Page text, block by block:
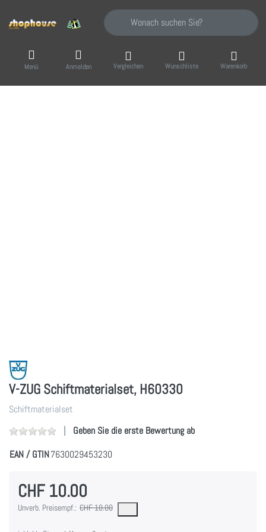
Geben Sie einen Suchbegriff ein. Während
Menü Anmelden Vergleichen Wunschliste Warenkorb
V-ZUG Schiftmaterialset, H60330
Schiftmaterialset
Geben Sie die erste Bewertung ab
EAN / GTIN7630029453230
CHF 10.00
Unverb. Preisempf.: CHF 10.00
Die UVP ist der vorgeschlagene oder empfohlene Verkaufspreis eines Produkts,